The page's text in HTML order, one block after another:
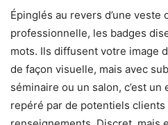
Épinglés au revers d’une veste
professionnelle, les badges
mots. Ils diffusent votre image
de façon visuelle, mais avec
séminaire ou un salon, c’est un
repéré par de potentiels clients